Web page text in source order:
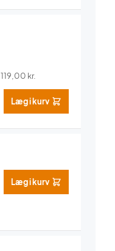
119,00 kr.
Læg i kurv
Læg i kurv